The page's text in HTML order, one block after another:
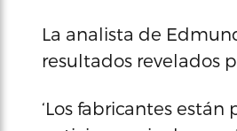
La analista de
resultados revelados
‘Los fabricantes